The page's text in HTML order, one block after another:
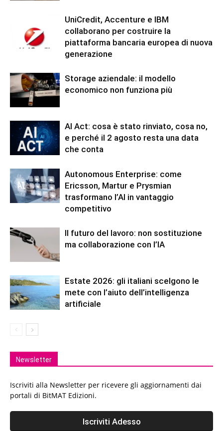
UniCredit, Accenture e IBM
collaborano per costruire la
piattaforma bancaria europea di nuova
generazione
Storage aziendale: il modello
economico non funziona più
AI Act: cosa è stato rinviato, cosa no,
e perché il 2 agosto resta una data
che conta
Autonomous Enterprise: come
Ericsson, Martur e Prysmian
trasformano l’AI in vantaggio
competitivo
Il futuro del lavoro: non sostituzione
ma collaborazione con l’IA
Estate 2026: gli italiani scelgono le
mete con l’aiuto dell’intelligenza
artificiale
Newsletter
Iscriviti alla Newsletter per ricevere gli aggiornamenti dai
portali di BitMAT Edizioni.